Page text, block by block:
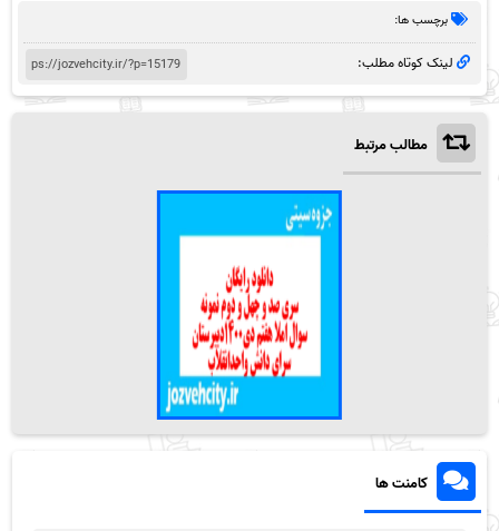
برچسب ها:
لینک کوتاه مطلب:
مطالب مرتبط
کامنت ها